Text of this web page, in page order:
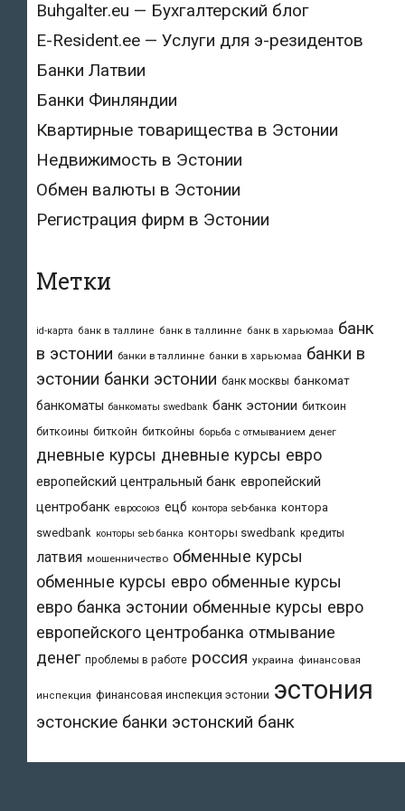
Buhgalter.eu — Бухгалтерский блог
E-Resident.ee — Услуги для э-резидентов
Банки Латвии
Банки Финляндии
Квартирные товарищества в Эстонии
Недвижимость в Эстонии
Обмен валюты в Эстонии
Регистрация фирм в Эстонии
Метки
id-карта банк в таллине банк в таллинне банк в харьюмаа банк
в эстонии банки в таллинне банки в харьюмаа банки в
эстонии банки эстонии банк москвы банкомат
банкоматы банкоматы swedbank банк эстонии биткоин
биткоины биткойн биткойны борьба с отмыванием денег
дневные курсы дневные курсы евро
европейский центральный банк европейский
центробанк евросоюз ецб контора seb-банка контора
swedbank конторы seb банка конторы swedbank кредиты
латвия мошенничество обменные курсы
обменные курсы евро обменные курсы
евро банка эстонии обменные курсы евро
европейского центробанка отмывание
денег проблемы в работе россия украина финансовая
инспекция финансовая инспекция эстонии эстония
эстонские банки эстонский банк